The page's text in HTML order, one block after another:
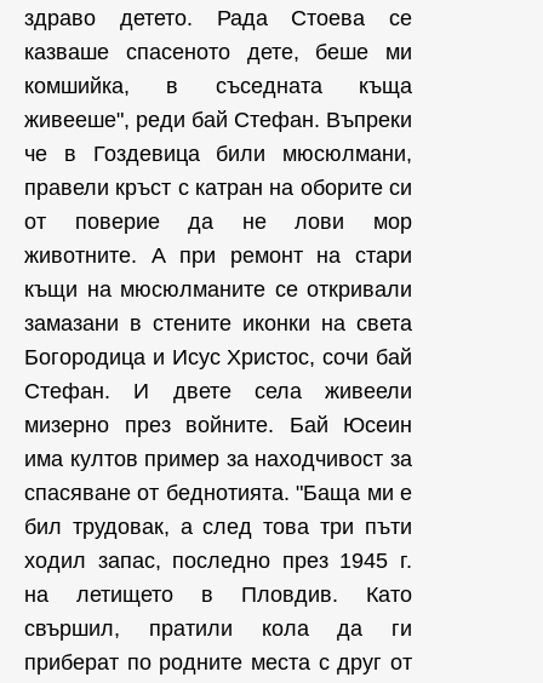
здраво детето. Рада Стоева се
казваше спасеното дете, беше ми
комшийка, в съседната къща
живееше", реди бай Стефан. Въпреки
че в Гоздевица били мюсюлмани,
правели кръст с катран на оборите си
от поверие да не лови мор
животните. А при ремонт на стари
къщи на мюсюлманите се откривали
замазани в стените иконки на света
Богородица и Исус Христос, сочи бай
Стефан. И двете села живеели
мизерно през войните. Бай Юсеин
има култов пример за находчивост за
спасяване от беднотията. "Баща ми е
бил трудовак, а след това три пъти
ходил запас, последно през 1945 г.
на летището в Пловдив. Като
свършил, пратили кола да ги
приберат по родните места с друг от